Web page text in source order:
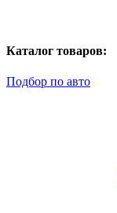
Каталог товаров:
Подбор по авто